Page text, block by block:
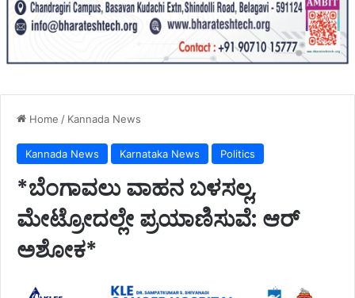
Home / Kannada News
Kannada News Karnataka News Politics
*ಬೆಂಗಾವಲು ವಾಹನ ಬಳಸಲ್ಲ,
ಮೇಟ್ರೋದಲ್ಲೇ ಪ್ರಯಾಣಿಸುವೆ: ಆರ್
ಅಶೋಕ*